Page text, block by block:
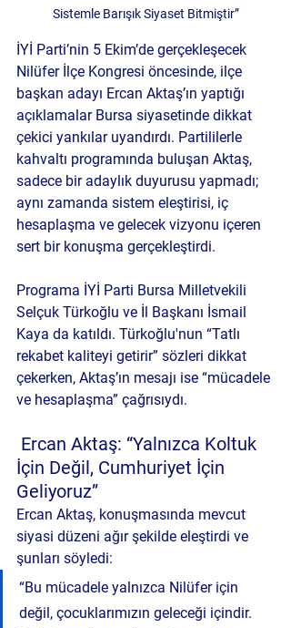
Sistemle Barışık Siyaset Bitmiştir”
İYİ Parti’nin 5 Ekim’de gerçekleşecek
Nilüfer İlçe Kongresi öncesinde, ilçe
başkan adayı Ercan Aktaş’ın yaptığı
açıklamalar Bursa siyasetinde dikkat
çekici yankılar uyandırdı. Partililerle
kahvaltı programında buluşan Aktaş,
sadece bir adaylık duyurusu yapmadı;
aynı zamanda sistem eleştirisi, iç
hesaplaşma ve gelecek vizyonu içeren
sert bir konuşma gerçekleştirdi.
Programa İYİ Parti Bursa Milletvekili
Selçuk Türkoğlu ve İl Başkanı İsmail
Kaya da katıldı. Türkoğlu'nun “Tatlı
rekabet kaliteyi getirir” sözleri dikkat
çekerken, Aktaş’ın mesajı ise “mücadele
ve hesaplaşma” çağrısıydı.
İçin Değil, Cumhuriyet İçin
Geliyoruz”
Ercan Aktaş, konuşmasında mevcut
siyasi düzeni ağır şekilde eleştirdi ve
şunları söyledi:
“Bu mücadele yalnızca Nilüfer için
değil, çocuklarımızın geleceği içindir.